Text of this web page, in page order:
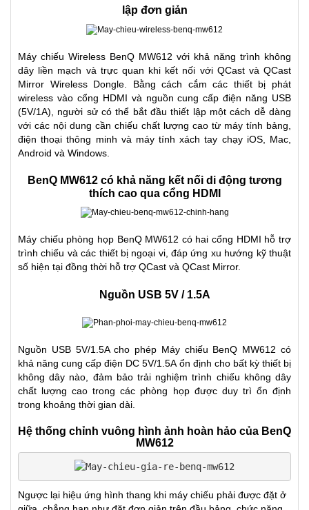
lập đơn giản
Máy chiếu Wireless BenQ MW612 với khả năng trình không
dây liền mạch và trực quan khi kết nối với QCast và QCast
Mirror Wireless Dongle. Bằng cách cắm các thiết bị phát
wireless vào cổng HDMI và nguồn cung cấp điện năng USB
(5V/1A), người sử có thể bắt đầu thiết lập một cách dễ dàng
với các nội dung cần chiếu chất lượng cao từ máy tính bảng,
điện thoại thông minh và máy tính xách tay chạy iOS, Mac,
Android và Windows.
BenQ MW612 có khả năng kết nối di động tương
thích cao qua cổng HDMI
Máy chiếu phòng họp BenQ MW612 có hai cổng HDMI hỗ trợ
trình chiếu và các thiết bị ngoại vi, đáp ứng xu hướng kỹ thuật
số hiện tại đồng thời hỗ trợ QCast và QCast Mirror.
Nguồn USB 5V / 1.5A
Nguồn USB 5V/1.5A cho phép Máy chiếu BenQ MW612 có
khả năng cung cấp điện DC 5V/1.5A ổn định cho bất kỳ thiết bị
không dây nào, đảm bảo trải nghiệm trình chiếu không dây
chất lượng cao trong các phòng họp được duy trì ổn định
trong khoảng thời gian dài.
Hệ thống chỉnh vuông hình ảnh hoàn hảo của BenQ
MW612
Ngược lại hiệu ứng hình thang khi máy chiếu phải được đặt ở